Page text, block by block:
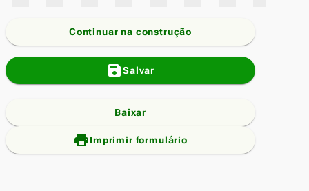
Continuar na construção
saveSalvar
Baixar
print_add
Imprimir formulário